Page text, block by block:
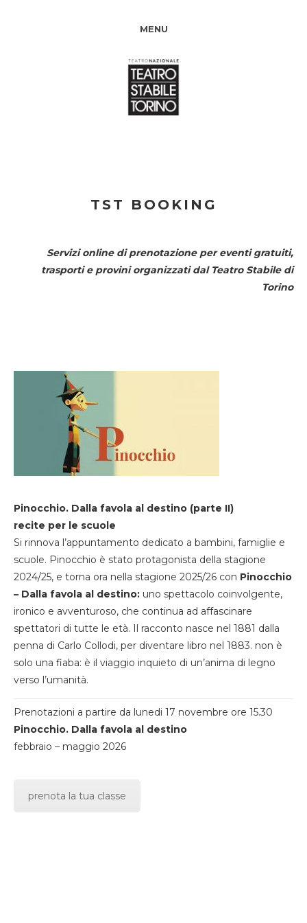
MENU
TST BOOKING
Servizi online di prenotazione per eventi gratuiti,
trasporti e provini organizzati dal Teatro Stabile di
Torino
Pinocchio. Dalla favola al destino (parte II)
recite per le scuole
Si rinnova l’appuntamento dedicato a bambini, famiglie e
scuole. Pinocchio è stato protagonista della stagione
2024/25, e torna ora nella stagione 2025/26 con Pinocchio
– Dalla favola al destino: uno spettacolo coinvolgente,
ironico e avventuroso, che continua ad affascinare
spettatori di tutte le età. Il racconto nasce nel 1881 dalla
penna di Carlo Collodi, per diventare libro nel 1883. non è
solo una fiaba: è il viaggio inquieto di un’anima di legno
verso l’umanità.
Prenotazioni a partire da lunedi 17 novembre ore 15.30
Pinocchio. Dalla favola al destino
febbraio – maggio 2026
prenota la tua classe